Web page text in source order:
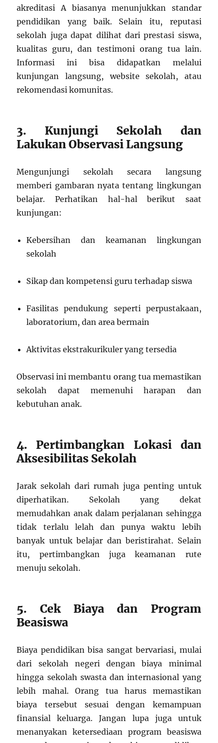
akreditasi A biasanya menunjukkan standar
pendidikan yang baik. Selain itu, reputasi
sekolah juga dapat dilihat dari prestasi siswa,
kualitas guru, dan testimoni orang tua lain.
Informasi ini bisa didapatkan melalui
kunjungan langsung, website sekolah, atau
rekomendasi komunitas.
3. Kunjungi Sekolah dan
Lakukan Observasi Langsung
Mengunjungi sekolah secara langsung
memberi gambaran nyata tentang lingkungan
belajar. Perhatikan hal-hal berikut saat
kunjungan:
Kebersihan dan keamanan lingkungan
sekolah
Sikap dan kompetensi guru terhadap siswa
Fasilitas pendukung seperti perpustakaan,
laboratorium, dan area bermain
Aktivitas ekstrakurikuler yang tersedia
Observasi ini membantu orang tua memastikan
sekolah dapat memenuhi harapan dan
kebutuhan anak.
4. Pertimbangkan Lokasi dan
Aksesibilitas Sekolah
Jarak sekolah dari rumah juga penting untuk
diperhatikan. Sekolah yang dekat
memudahkan anak dalam perjalanan sehingga
tidak terlalu lelah dan punya waktu lebih
banyak untuk belajar dan beristirahat. Selain
itu, pertimbangkan juga keamanan rute
menuju sekolah.
5. Cek Biaya dan Program
Beasiswa
Biaya pendidikan bisa sangat bervariasi, mulai
dari sekolah negeri dengan biaya minimal
hingga sekolah swasta dan internasional yang
lebih mahal. Orang tua harus memastikan
biaya tersebut sesuai dengan kemampuan
finansial keluarga. Jangan lupa juga untuk
menanyakan ketersediaan program beasiswa